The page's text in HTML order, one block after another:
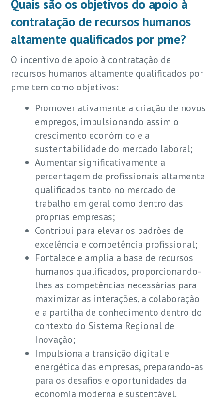
Quais são os objetivos do apoio à
contratação de recursos humanos
altamente qualificados por pme?
O incentivo de apoio à contratação de
recursos humanos altamente qualificados por
pme tem como objetivos:
Promover ativamente a criação de novos
empregos, impulsionando assim o
crescimento económico e a
sustentabilidade do mercado laboral;
Aumentar significativamente a
percentagem de profissionais altamente
qualificados tanto no mercado de
trabalho em geral como dentro das
próprias empresas;
Contribui para elevar os padrões de
excelência e competência profissional;
Fortalece e amplia a base de recursos
humanos qualificados, proporcionando-
lhes as competências necessárias para
maximizar as interações, a colaboração
e a partilha de conhecimento dentro do
contexto do Sistema Regional de
Inovação;
Impulsiona a transição digital e
energética das empresas, preparando-as
para os desafios e oportunidades da
economia moderna e sustentável.